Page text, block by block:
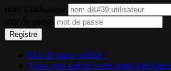
Registre
Mot de passe oublié ?
Vous avez oublié votre nom